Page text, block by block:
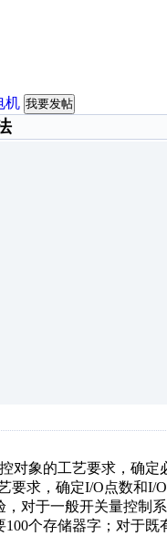
机 我要发帖
控对象的工艺要求，
要求，确定I/O点数和
对于一般开关量控制
个存储器字；对于